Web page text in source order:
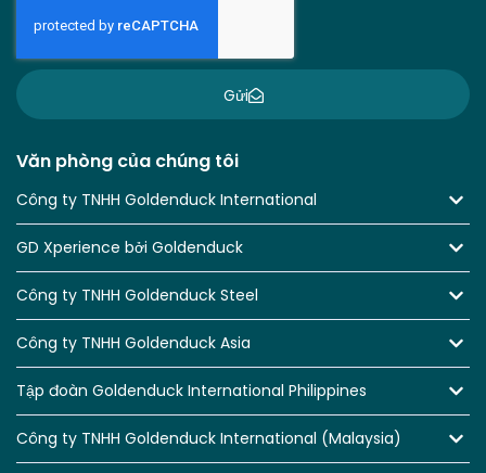
Văn phòng của chúng tôi
Công ty TNHH Goldenduck International
GD Xperience bởi Goldenduck
Công ty TNHH Goldenduck Steel
Công ty TNHH Goldenduck Asia
Tập đoàn Goldenduck International Philippines
Công ty TNHH Goldenduck International (Malaysia)
Gửi